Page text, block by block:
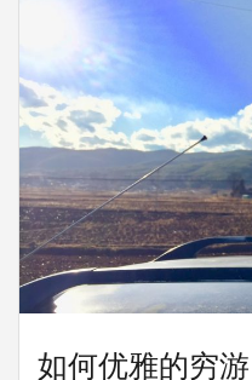
如何优雅的穷游